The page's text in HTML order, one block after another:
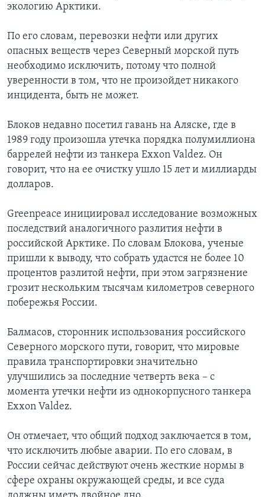
экологию Арктики.
По его словам, перевозки нефти или других
опасных веществ через Северный морской путь
необходимо исключить, потому что полной
уверенности в том, что не произойдет никакого
инцидента, быть не может.
Блоков недавно посетил гавань на Аляске, где в
1989 году произошла утечка порядка полумиллиона
баррелей нефти из танкера Exxon Valdez. Он
говорит, что на ее очистку ушло 15 лет и миллиарды
долларов.
Greenpeace инициировал исследование возможных
последствий аналогичного разлития нефти в
российской Арктике. По словам Блокова, ученые
пришли к выводу, что собрать удастся не более 10
процентов разлитой нефти, при этом загрязнение
грозит нескольким тысячам километров северного
побережья России.
Балмасов, сторонник использования российского
Северного морского пути, говорит, что мировые
правила транспортировки значительно
улучшились за последние четверть века – с
момента утечки нефти из однокорпусного танкера
Exxon Valdez.
Он отмечает, что общий подход заключается в том,
что исключить любые аварии. По его словам, в
России сейчас действуют очень жесткие нормы в
сфере охраны окружающей среды, и все суда